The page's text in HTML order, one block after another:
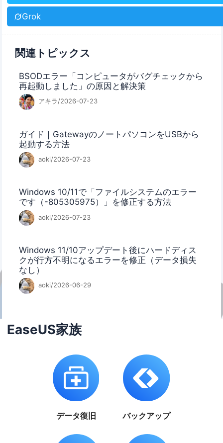
Grok
関連トピックス
BSODエラー「コンピュータがバグチェックから
再起動しました」の原因と解決策
アキラ/2026-07-23
ガイド｜GatewayのノートパソコンをUSBから
起動する方法
aoki/2026-07-23
Windows 10/11で「ファイルシステムのエラー
です（-805305975）」を修正する方法
aoki/2026-07-23
Windows 11/10アップデート後にハードディス
クが行方不明になるエラーを修正（データ損失
なし）
aoki/2026-06-29
EaseUS家族
データ復旧 バックアップ